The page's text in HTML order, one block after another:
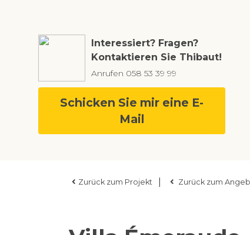
Interessiert? Fragen?
Kontaktieren Sie Thibaut!
Anrufen 058 53 39 99
Schicken Sie mir eine E-
Mail
Zurück zum Projekt Zurück zum